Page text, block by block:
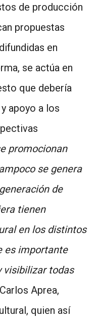
de producción
propuestas
en
se actúa en
que debería
apoyo a los
promocionan
se genera
de
tienen
en los distintos
es importante
visibilizar todas
Aprea,
quien así